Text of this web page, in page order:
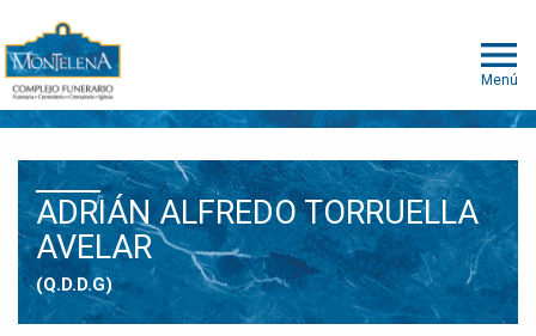
Menú
ADRIÁN ALFREDO TORRUELLA
AVELAR
(Q.D.D.G)